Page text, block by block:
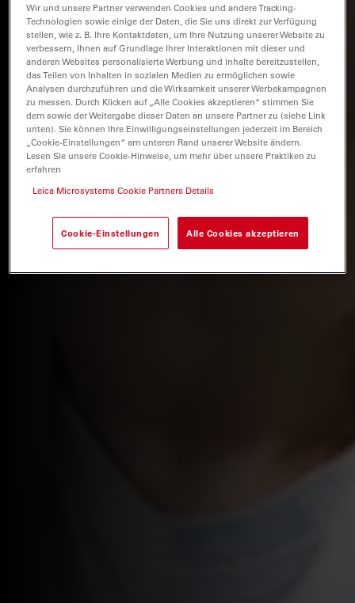
Wir und unsere Partner verwenden Cookies und andere Tracking-
Technologien sowie einige der Daten, die Sie uns direkt zur Verfügung
stellen, wie z. B. Ihre Kontaktdaten, um Ihre Nutzung unserer Website zu
verbessern, Ihnen auf Grundlage Ihrer Interaktionen mit dieser und
anderen Websites personalisierte Werbung und Inhalte bereitzustellen,
das Teilen von Inhalten in sozialen Medien zu ermöglichen sowie
Analysen durchzuführen und die Wirksamkeit unserer Werbekampagnen
zu messen. Durch Klicken auf „Alle Cookies akzeptieren“ stimmen Sie
dem sowie der Weitergabe dieser Daten an unsere Partner zu (siehe Link
unten). Sie können Ihre Einwilligungseinstellungen jederzeit im Bereich
„Cookie-Einstellungen“ am unteren Rand unserer Website ändern.
Lesen Sie unsere Cookie-Hinweise, um mehr über unsere Praktiken zu
erfahren
Leica Microsystems Cookie Partners Details
Cookie-Einstellungen Alle Cookies akzeptieren